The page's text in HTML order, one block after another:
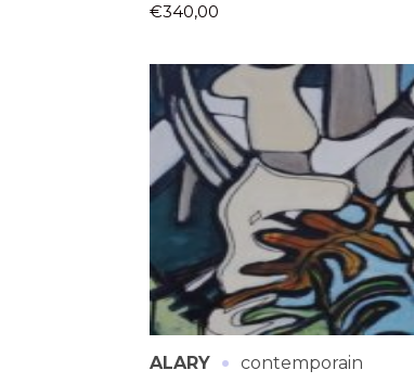
€340,00
ALARY · contemporain